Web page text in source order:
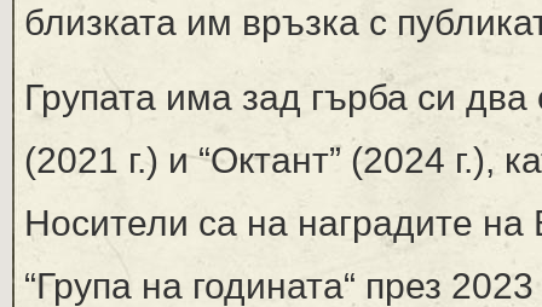
близката им връзка с
Групата има зад гърба си
(2021 г.) и “Октант” (2024 г.),
Носители са на наградите на
“Група на годината“ през